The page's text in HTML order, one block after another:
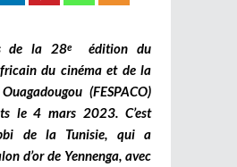
de la 28eédition du
du cinéma et de la
(FESPACO)
le 4 mars 2023. C’est
de la Tunisie, qui a
d’or de Yennenga, avec